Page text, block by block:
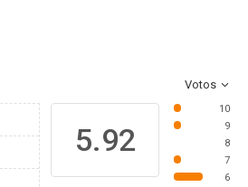
Votos
5.92
10
9
8
7
6